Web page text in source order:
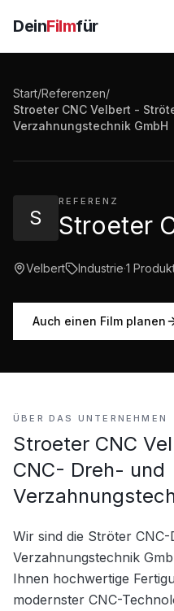
DeinFilmfür
Start/Referenzen/
Stroeter CNC Velbert -
Verzahnungstechnik GmbH
S
REFERENZ
Stroeter
Velbert Industrie·1
Auch einen Film planen
Stroeter CNC Velbert -
ÜBER DAS UNTERNEHMEN
Stroeter CNC
CNC- Dreh- und
Wir sind die Ströter
Verzahnungstechnik
Ihnen hochwertige
modernster CNC-